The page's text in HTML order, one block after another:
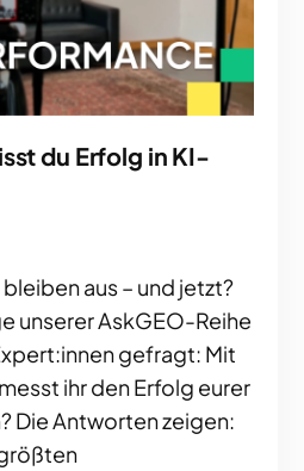
du Erfolg in KI-
aus – und jetzt?
unserer AskGEO-Reihe
gefragt: Mit
ihr den Erfolg eurer
Die Antworten zeigen: